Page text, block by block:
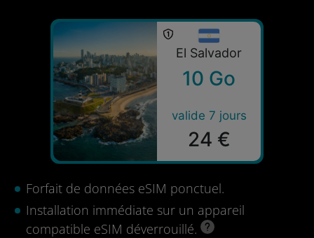
El Salvador
10 Go
valide 7 jours
24 €
Forfait de données eSIM ponctuel.
Installation immédiate sur un appareil
compatible eSIM déverrouillé.